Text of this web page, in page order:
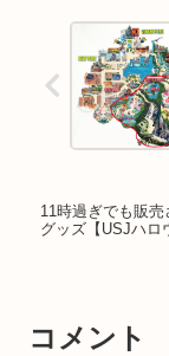
11時過ぎでも販
グッズ【USJハロ
コメント